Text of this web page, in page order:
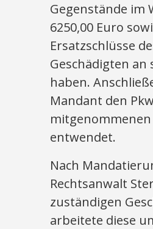
Gegenstände im
6250,00 Euro
Ersatzschlüsse
Geschädigten an
haben.
Mandant den
entwendet.
Nach
Rechtsanwalt
zuständigen
arbeitete diese